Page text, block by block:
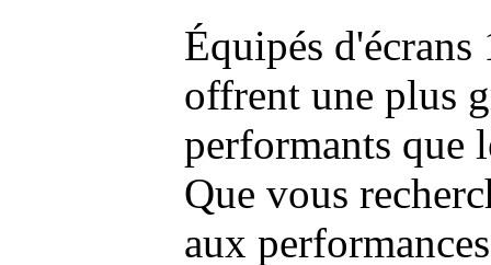
Équipés
offrent une plus
performants que
Que vous
aux